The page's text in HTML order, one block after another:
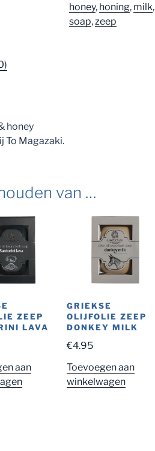
honey, honing, milk,
soap,zeep
honey
To Magazaki.
van …
ZEEP
LAVA
aan
GRIEKSE
OLIJFOLIE ZEEP
DONKEY MILK
€4.95
Toevoegen aan
winkelwagen